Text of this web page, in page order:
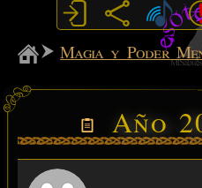
MiSabueso
Magia y Poder
Año